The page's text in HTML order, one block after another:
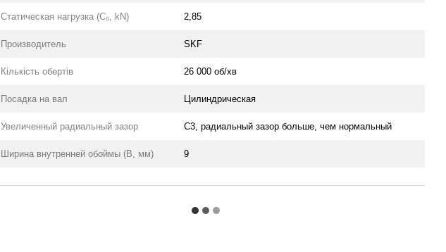
Статическая нагрузка (С₀, kN) 2,85
Производитель SKF
Кількість обертів 26 000 об/хв
Посадка на вал Цилиндрическая
Увеличенный радиальный зазор C3, радиальный зазор больше, чем нормальный
Ширина внутренней обоймы (В, мм) 9